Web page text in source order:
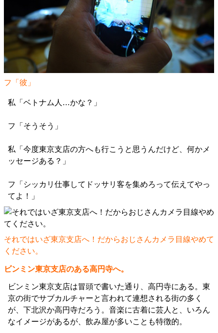
フ「彼」
私「ベトナム人…かな？」
フ「そうそう」
私「今度東京支店の方へも行こうと思うんだけど、何かメ
ッセージある？」
フ「シッカリ仕事してドッサリ客を集めろって伝えてやっ
てよ！」
それではいざ東京支店へ！だからおじさんカメラ目線やめて
ください。
ビンミン東京支店のある高円寺へ。
ビンミン東京支店は冒頭で書いた通り、高円寺にある。東
京の街でサブカルチャーと言われて連想される街の多く
が、下北沢か高円寺だろう。音楽に古着に芸人と、いろん
なイメージがあるが、飲み屋が多いことも特徴的。